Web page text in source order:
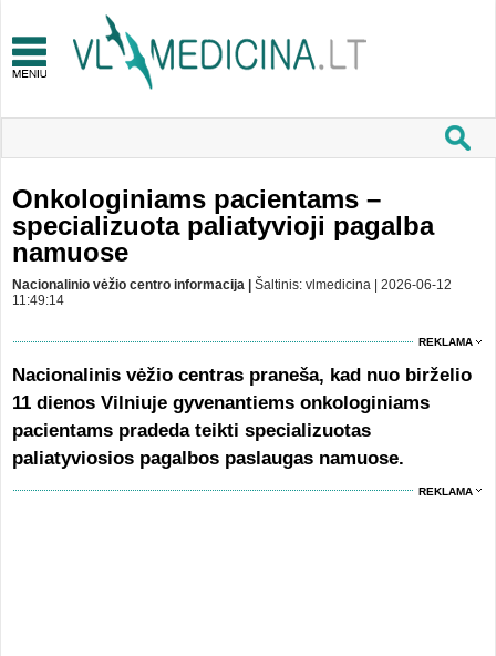
Onkologiniams pacientams –
specializuota paliatyvioji pagalba
namuose
Nacionalinio vėžio centro informacija | Šaltinis: vlmedicina | 2026-06-12
11:49:14
REKLAMA
Nacionalinis vėžio centras praneša, kad nuo birželio
11 dienos Vilniuje gyvenantiems onkologiniams
pacientams pradeda teikti specializuotas
paliatyviosios pagalbos paslaugas namuose.
REKLAMA